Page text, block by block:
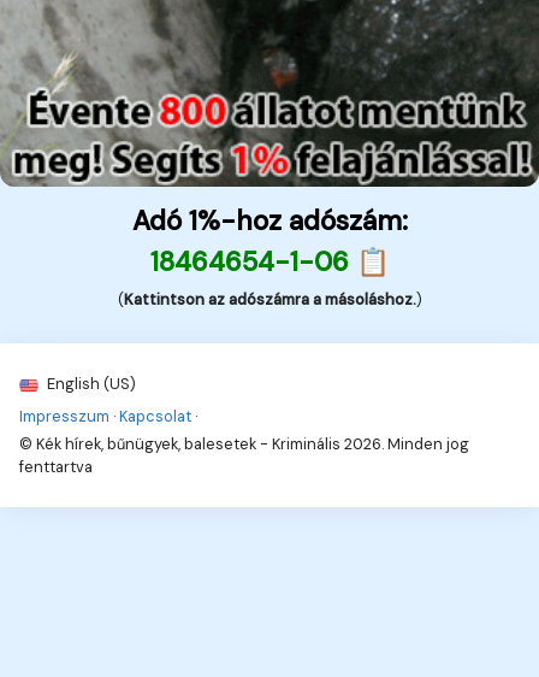
Adó 1%-hoz adószám:
18464654-1-06 📋
(Kattintson az adószámra a másoláshoz.)
English (US)
Impresszum ·Kapcsolat ·
© Kék hírek, bűnügyek, balesetek - Kriminális 2026. Minden jog
fenttartva